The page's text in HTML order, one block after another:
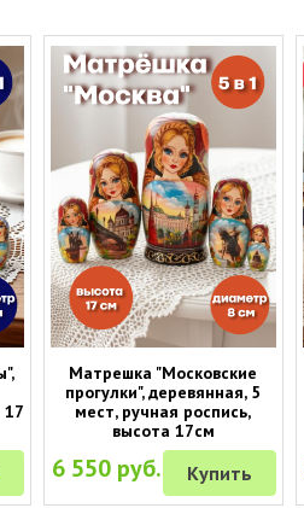
17
Матрешка "Московские
прогулки", деревянная, 5
мест, ручная роспись,
высота 17см
6 550 руб. Купить